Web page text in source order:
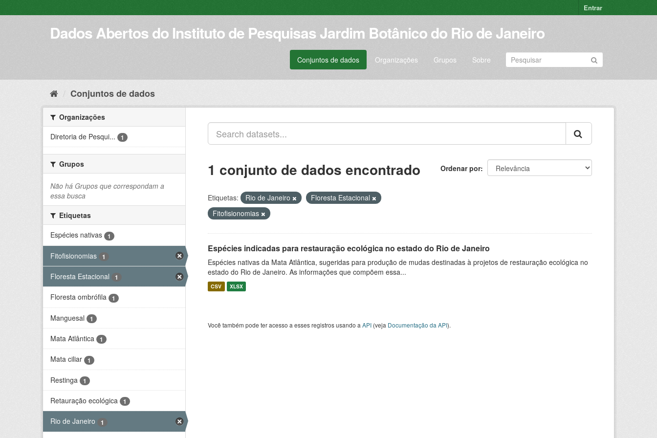
para
Entrar
Dados Abertos do Instituto de Pesquisas Jardim Botânico do Rio de Janeiro
Conjuntos de dados Organizações Grupos Sobre
Conjuntos de dados
Organizações
Diretoria de Pesqui...
1
Grupos
Não há Grupos que correspondam a
essa busca
Etiquetas
Espécies nativas
1
Fitofisionomias 1
Floresta Estacional 1
Floresta ombrófila 1
Manguesal 1
Mata Atlântica 1
Mata ciliar 1
Restinga 1
Retauração ecológica 1
Rio de Janeiro 1
Ordenar por
1 conjunto de dados encontrado
Etiquetas: Rio de Janeiro
Floresta Estacional
Fitofisionomias
Espécies indicadas para restauração ecológica no estado do Rio de Janeiro
Espécies nativas da Mata Atlântica, sugeridas para produção de mudas destinadas à projetos de restauração ecológica no
estado do Rio de Janeiro. As informações que compõem essa...
CSV XLSX
Você também pode ter acesso a esses registros usando a API (veja Documentação da API).